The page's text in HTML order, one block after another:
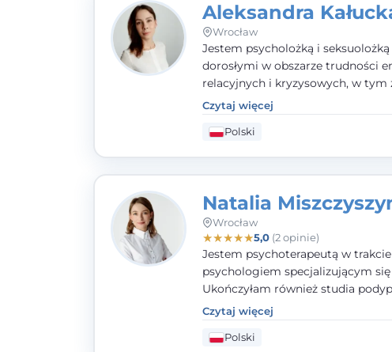
Aleksandra
Wrocław
Jestem psycholożką i
dorosłymi w obszarze trudności
relacyjnych i kryzysowych, w tym
doświadczeniach przemocy.
kliniczną oraz studia
i seksuologii klinicznej na SWPS
Czytaj więcej
Polski
Natalia
Wrocław
★★★★★5,0(2 opinie)
Jestem psychoterapeutą w
psychologiem specjalizującym
Ukończyłam również studia
Diagnozy Psychologicznej.
działalności Polskiego
Polskiego Towarzystwa
Czytaj więcej
Polski